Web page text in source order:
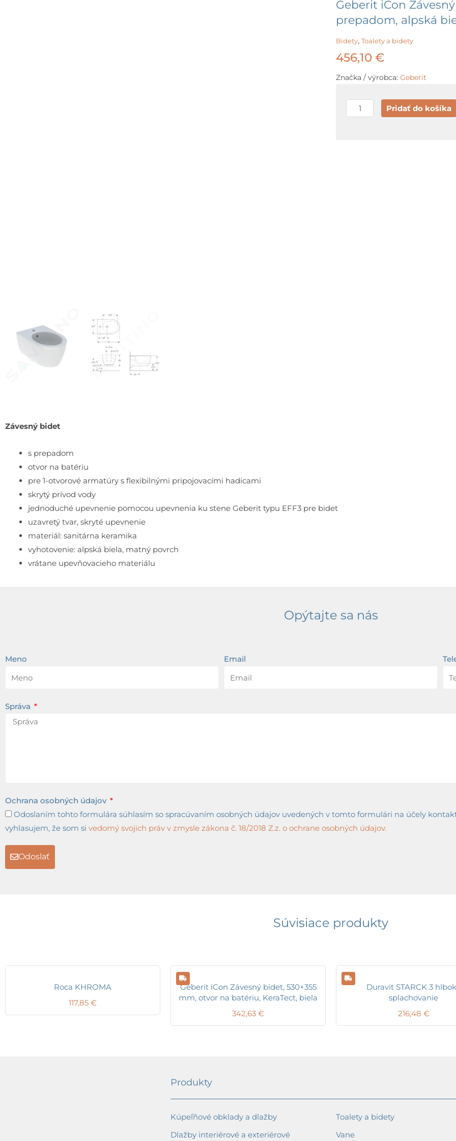
Geberit iCon
prepadom, alpská
Bidety, Toalety a bidety
456,10 €
Značka / výrobca: Geberit
množstvo
Geberit
Pridať do košíka
Závesný bidet
s prepadom
otvor na batériu
pre 1-otvorové armatúry s flexibilnými pripojovacími hadicami
skrytý prívod vody
jednoduché upevnenie pomocou upevnenia ku stene Geberit typu EFF3 pre bidet
uzavretý tvar, skryté upevnenie
materiál: sanitárna keramika
vyhotovenie: alpská biela, matný povrch
vrátane upevňovacieho materiálu
Opýtajte sa nás
Meno Email
Správa
Ochrana osobných údajov
Odoslaním tohto formulára súhlasím so spracúvaním osobných údajov uvedených v tomto formulári na účely
vyhlasujem, že som si vedomý svojich práv v zmysle zákona č. 18/2018 Z.z. o ochrane osobných údajov.
Odoslať
Súvisiace produkty
Roca KHROMA
117,85 €
Geberit iCon Závesný bidet, 530×355
mm, otvor na batériu, KeraTect, biela
342,63 €
Duravit STARCK 3
splachovanie
216,48 €
Produkty
Kúpeľňové obklady a dlažby
Dlažby interiérové a exteriérové
Toalety a bidety
Vane